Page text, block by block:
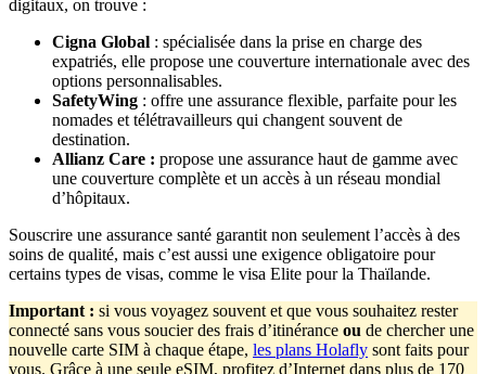
digitaux, on trouve :
Cigna Global : spécialisée dans la prise en charge des
expatriés, elle propose une couverture internationale avec des
options personnalisables.
SafetyWing : offre une assurance flexible, parfaite pour les
nomades et télétravailleurs qui changent souvent de
destination.
Allianz Care : propose une assurance haut de gamme avec
une couverture complète et un accès à un réseau mondial
d’hôpitaux.
Souscrire une assurance santé garantit non seulement l’accès à des
soins de qualité, mais c’est aussi une exigence obligatoire pour
certains types de visas, comme le visa Elite pour la Thaïlande.
Important : si vous voyagez souvent et que vous souhaitez rester
connecté sans vous soucier des frais d’itinérance ou de chercher une
nouvelle carte SIM à chaque étape, les plans Holafly sont faits pour
vous. Grâce à une seule eSIM, profitez d’Internet dans plus de 170